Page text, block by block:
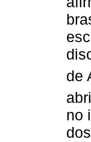
de
no